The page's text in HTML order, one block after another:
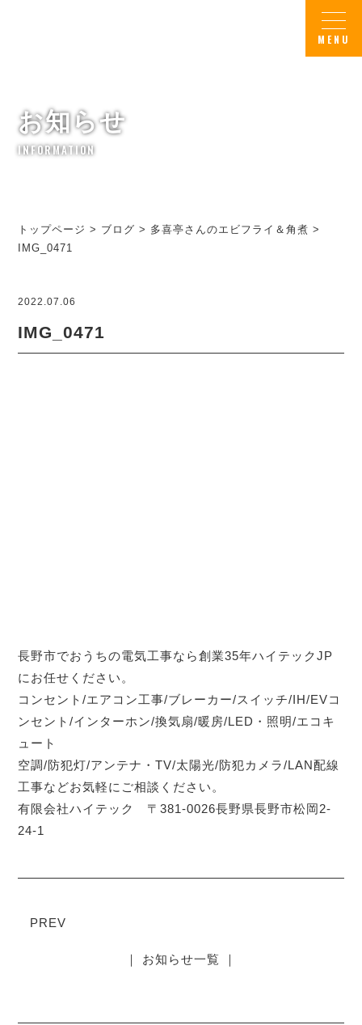
お知らせ
INFORMATION
トップページ > ブログ > 多喜亭さんのエビフライ＆角煮 >
IMG_0471
2022.07.06
IMG_0471
長野市でおうちの電気工事なら創業35年ハイテックJP
にお任せください。
コンセント/エアコン工事/ブレーカー/スイッチ/IH/EVコ
ンセント/インターホン/換気扇/暖房/LED・照明/エコキ
ュート
空調/防犯灯/アンテナ・TV/太陽光/防犯カメラ/LAN配線
工事などお気軽にご相談ください。
有限会社ハイテック 〒381-0026長野県長野市松岡2-
24-1
PREV
｜ お知らせ一覧 ｜